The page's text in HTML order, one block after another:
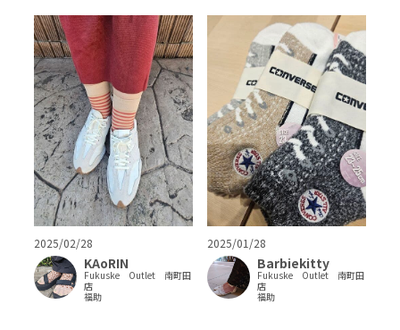
2025/02/28
KAoRIN
Fukuske Outlet 南町田
店
福助
2025/01/28
Barbiekitty
Fukuske Outlet 南町田
店
福助